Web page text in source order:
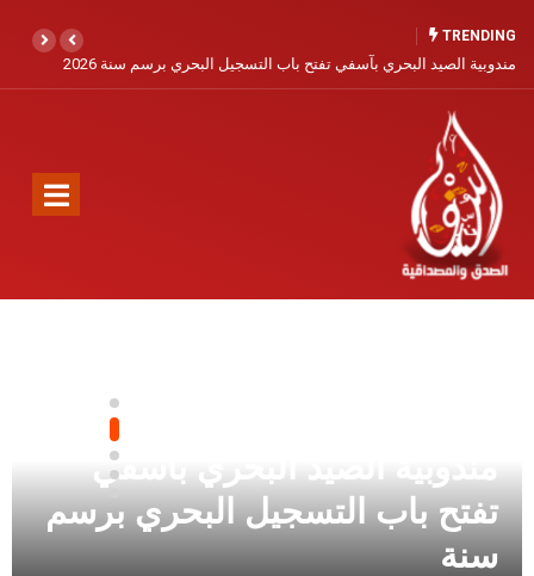
TRENDING
مندوبية الصيد البحري بآسفي تفتح باب التسجيل البحري برسم سنة 2026
مندوبية الصيد البحري بآسفي
تفتح باب التسجيل البحري برسم
سنة